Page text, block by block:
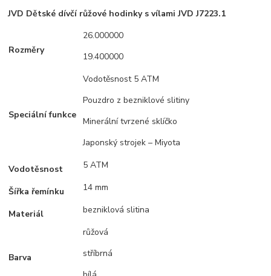
JVD Dětské dívčí růžové hodinky s vílami JVD J7223.1
Rozměry
26.000000
19.400000
Speciální funkce
Vodotěsnost 5 ATM
Pouzdro z bezniklové slitiny
Minerální tvrzené sklíčko
Japonský strojek – Miyota
Vodotěsnost 5 ATM
Šířka řemínku 14 mm
Materiál bezniklová slitina
Barva
růžová
stříbrná